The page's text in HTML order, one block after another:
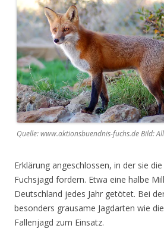
Quelle: www.aktionsbuendnis-fuchs.de Bild:
Erklärung angeschlossen, in der sie
Fuchsjagd fordern. Etwa eine halbe
Deutschland jedes Jahr getötet. Bei
besonders grausame Jagdarten wie
Fallenjagd zum Einsatz.